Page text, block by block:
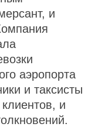
и
аэропорта
и таксисты
и